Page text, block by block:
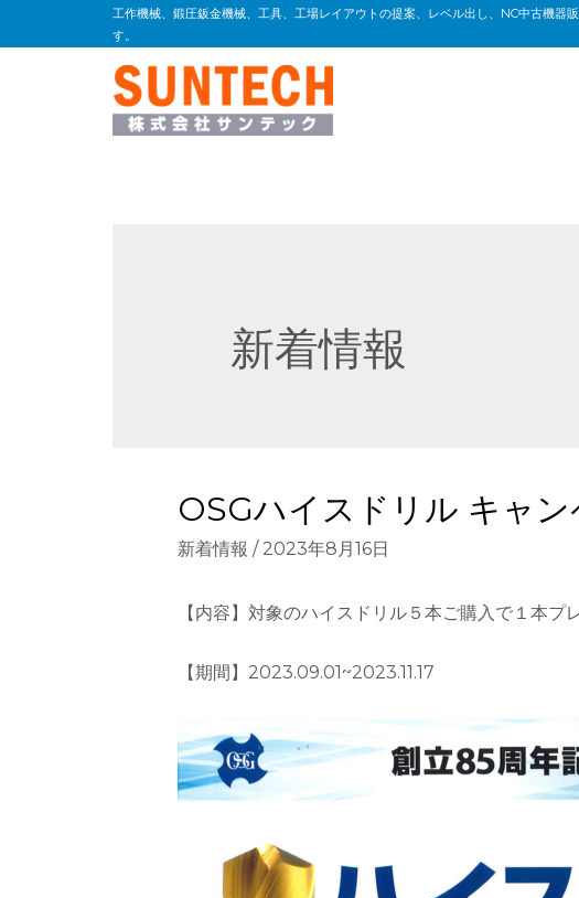
工作機械、鍛圧鈑金機械、工具、工場レイアウトの提案、レベル出し、NC中古機器
す。
新着情報
OSGハイスドリル キャン
新着情報 / 2023年8月16日
【内容】対象のハイスドリル５本ご購入で１本プ
【期間】2023.09.01~2023.11.17